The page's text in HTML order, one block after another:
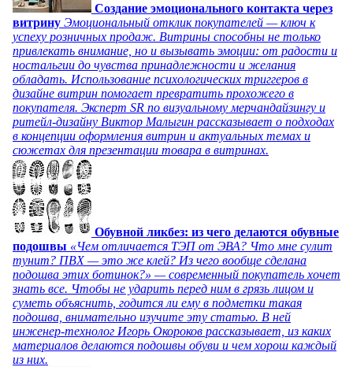
Создание эмоционального контакта через
витрину Эмоциональный отклик покупателей — ключ к
успеху розничных продаж. Витрины способны не только
привлекать внимание, но и вызывать эмоции: от радости и
ностальгии до чувства принадлежности и желания
обладать. Использование психологических триггеров в
дизайне витрин помогает превратить прохожего в
покупателя. Эксперт SR по визуальному мерчандайзингу и
ритейл-дизайну Виктор Малыгин рассказывает о подходах
в концепции оформления витрин и актуальных темах и
сюжетах для презентации товара в витринах.
Обувной ликбез: из чего делаются обувные
подошвы «Чем отличается ТЭП от ЭВА? Что мне сулит
тунит? ПВХ — это же клей? Из чего вообще сделана
подошва этих ботинок?» — современный покупатель хочет
знать все. Чтобы не ударить перед ним в грязь лицом и
суметь объяснить, годится ли ему в подметки такая
подошва, внимательно изучите эту статью. В ней
инженер-технолог Игорь Окороков рассказывает, из каких
материалов делаются подошвы обуви и чем хорош каждый
из них.